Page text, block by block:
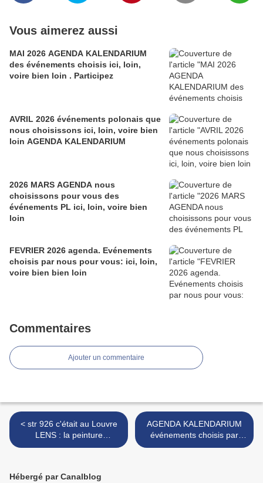
Vous aimerez aussi
MAI 2026 AGENDA KALENDARIUM
des événements choisis ici, loin,
voire bien loin . Participez
AVRIL 2026 événements polonais que
nous choisissons ici, loin, voire bien
loin AGENDA KALENDARIUM
2026 MARS AGENDA nous
choisissons pour vous des
événements PL ici, loin, voire bien
loin
FEVRIER 2026 agenda. Evénements
choisis par nous pour vous: ici, loin,
voire bien bien loin
Commentaires
Ajouter un commentaire
< str 926 c'était au Louvre
LENS : la peinture
polonaise du 19e siècle ...à
AGENDA KALENDARIUM
événements choisis par
nous pour vous ici, voire
Hébergé par Canalblog